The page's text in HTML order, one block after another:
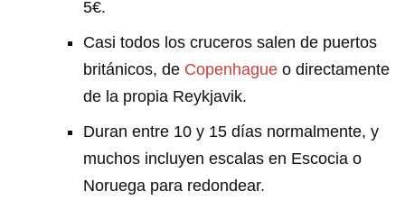
5€.
Casi todos los cruceros salen de puertos
británicos, de Copenhague o directamente
de la propia Reykjavik.
Duran entre 10 y 15 días normalmente, y
muchos incluyen escalas en Escocia o
Noruega para redondear.